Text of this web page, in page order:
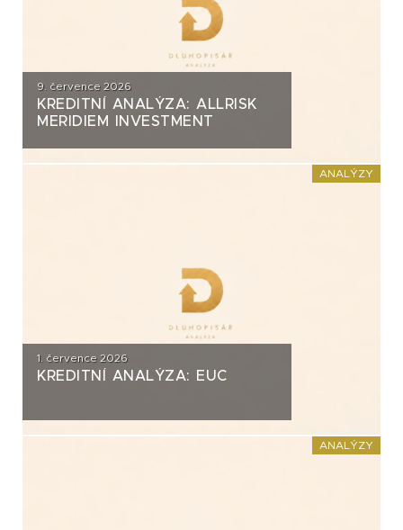
9. července 2026
KREDITNÍ ANALÝZA: ALLRISK
MERIDIEM INVESTMENT
ANALÝZY
1. července 2026
KREDITNÍ ANALÝZA: EUC
ANALÝZY